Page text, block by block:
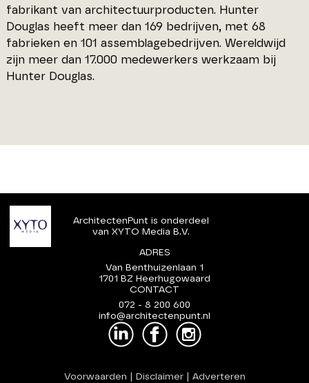
fabrikant van architectuurproducten. Hunter
Douglas heeft meer dan 169 bedrijven, met 68
fabrieken en 101 assemblagebedrijven. Wereldwijd
zijn meer dan 17.000 medewerkers werkzaam bij
Hunter Douglas.
ArchitectenPunt is onderdeel
van XYTO Media B.V.
ADRES
Van Benthuizenlaan 1
1701 BZ Heerhugowaard
CONTACT
072 - 8 200 600
info@architectenpunt.nl
Voorwaarden Disclaimer| Adverteren